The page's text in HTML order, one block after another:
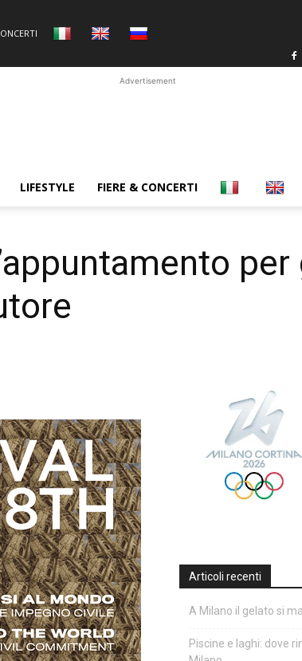
Advertisement
LIFESTYLE FIERE & CONCERTI
per
Articoli recenti
A Milano il gelato si
Piscine e laghi: dove